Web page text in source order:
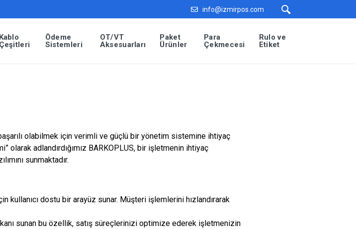
info@izmirpos.com
Kablo
Çeşitleri
Ödeme
Sistemleri
OT/VT
Aksesuarları
Paket
Ürünler
Para
Çekmecesi
Rulo ve
Etiket
olabilmek için verimli ve güçlü bir yönetim sistemine ihtiyaç
olarak adlandırdığımız BARKOPLUS, bir işletmenin ihtiyaç
sunmaktadır.
kullanıcı dostu bir arayüz sunar. Müşteri işlemlerini hızlandırarak
sunan bu özellik, satış süreçlerinizi optimize ederek işletmenizin